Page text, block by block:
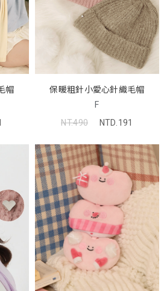
帽
保暖粗針小愛心針織毛帽
F
NT.490
NTD.191